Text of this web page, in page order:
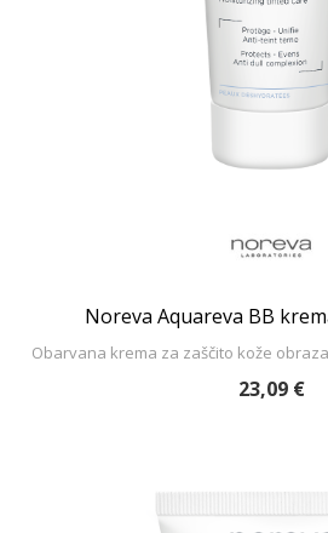
Noreva Aquareva BB
Obarvana krema za zaščito kože
23,09 €